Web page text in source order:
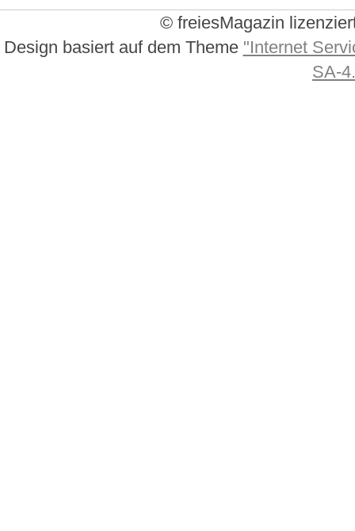
© freiesMagazin
Design basiert auf dem Theme "Internet
SA-